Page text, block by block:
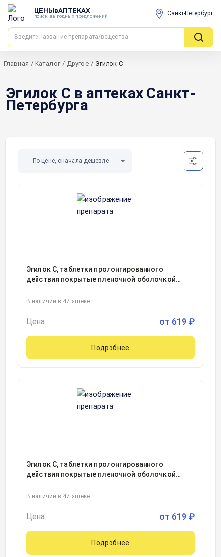
ЦЕНЫвАПТЕКАХ
поиск выгодных предложений Санкт-Петербург
Главная / Каталог / Другое / Эгилок С
Эгилок С в аптеках Санкт-
Петербурга
По цене, сначала дешевле
Эгилок С, таблетки пролонгированного
действия покрытые пленочной оболочкой
В наличии в 47 аптеке
Цена от 619 ₽
Подробнее
Эгилок С, таблетки пролонгированного
действия покрытые пленочной оболочкой
Фармасьютикалс Лтд, Индия
В наличии в 47 аптеке
Цена от 619 ₽
Подробнее